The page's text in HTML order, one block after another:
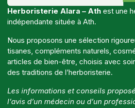
Herboristerie Alara – Ath est une
indépendante située à Ath.
Nous proposons une sélection
tisanes, compléments naturels,
articles de bien-être, choisis avec
des traditions de l’herboristerie.
Les informations et conseils
l’avis d’un médecin ou d’un